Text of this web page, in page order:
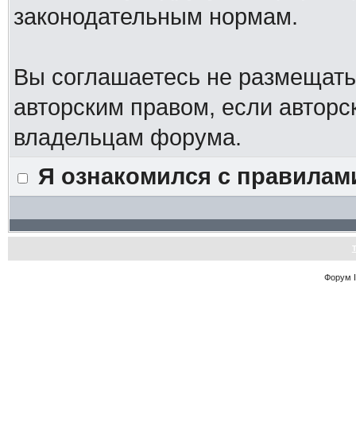
законодательным нормам.
Вы соглашаетесь не
авторским правом, если
владельцам форума.
Я ознакомился с
Форум